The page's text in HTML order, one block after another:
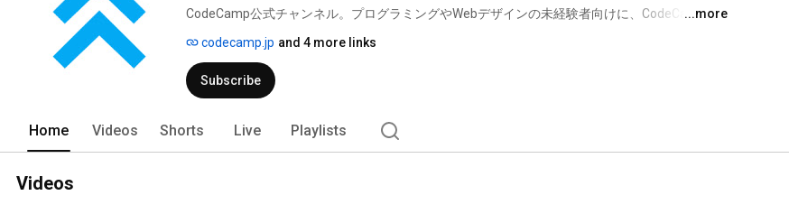
CodeCamp公式チャンネル。プログラミングやWebデザインの未経験者向けに、CodeCampの
ング/Webデザイン学習サービスです。初心者でも、現役エンジニアの個別指導で効率よく確実
にスキルを習得できます。
...more
codecamp.jp and 4 more links
Subscribe
Home Videos Shorts Live Playlists
Videos